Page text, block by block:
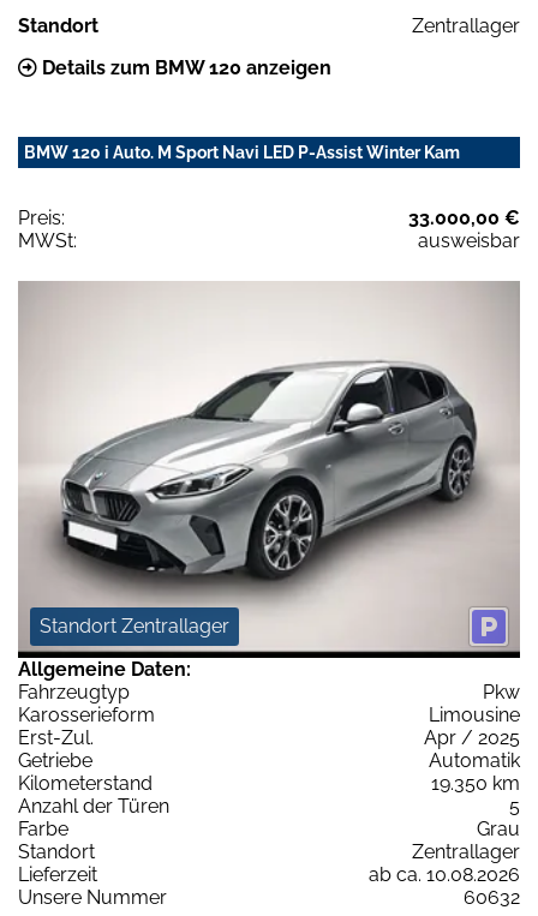
Standort
Zentrallager
Details zum BMW 120 anzeigen
BMW 120 i Auto. M Sport Navi LED P-Assist Winter Kam
Preis:
33.000,00 €
MWSt:
ausweisbar
Standort Zentrallager
Allgemeine Daten:
Fahrzeugtyp
Pkw
Karosserieform
Limousine
Erst-Zul.
Apr / 2025
Getriebe
Automatik
Kilometerstand
19.350 km
Anzahl der Türen
5
Farbe
Grau
Standort
Zentrallager
Lieferzeit
ab ca. 10.08.2026
Unsere Nummer
60632